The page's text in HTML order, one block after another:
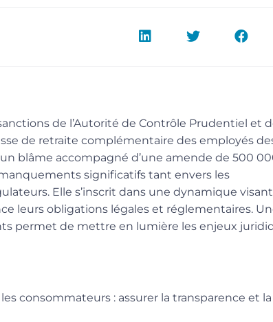
de l’Autorité de Contrôle Prudentiel et
de retraite complémentaire des employés
blâme accompagné d’une amende de 500
significatifs tant envers les
Elle s’inscrit dans une dynamique
leurs obligations légales et réglementaires.
permet de mettre en lumière les enjeux
consommateurs : assurer la transparence et la